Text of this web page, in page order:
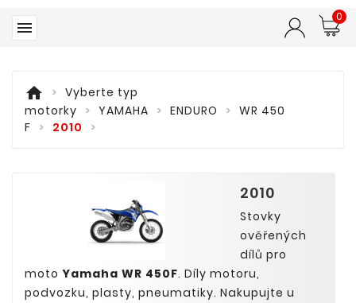

0
home
Vyberte typ
motorky
YAMAHA ENDURO
WR 450
F
2010
2010
Stovky
ověřených
dílů pro
moto Yamaha WR 450F. Díly motoru,
podvozku, plasty, pneumatiky. Nakupujte u